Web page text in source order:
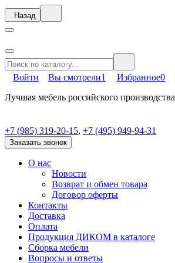
Назад
Войти Вы смотрели1 Избранное0
Лучшая мебель российского производства
+7 (985) 319-20-15, +7 (495) 949-94-31
Заказать звонок
О нас
Новости
Возврат и обмен товара
Договор оферты
Контакты
Доставка
Оплата
Продукция ДИКОМ в каталоге
Сборка мебели
Вопросы и ответы